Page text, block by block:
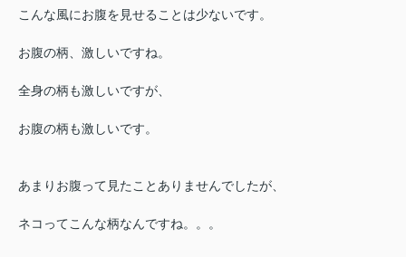
こんな風にお腹を見せることは少ないです。
お腹の柄、激しいですね。
全身の柄も激しいですが、
お腹の柄も激しいです。
あまりお腹って見たことありませんでしたが、
ネコってこんな柄なんですね。。。